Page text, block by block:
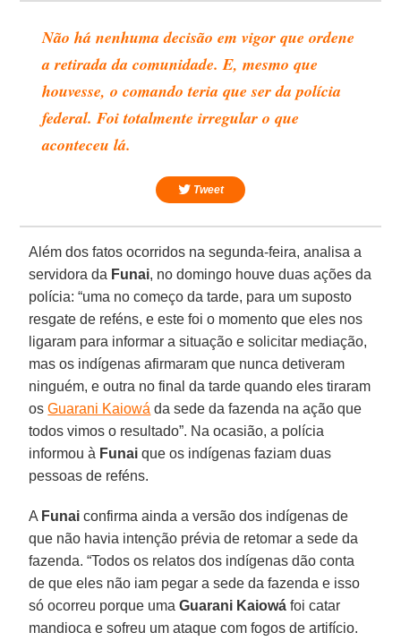
Não há nenhuma decisão em vigor que ordene
a retirada da comunidade. E, mesmo que
houvesse, o comando teria que ser da polícia
federal. Foi totalmente irregular o que
aconteceu lá.
Tweet
Além dos fatos ocorridos na segunda-feira, analisa a
servidora da Funai, no domingo houve duas ações da
polícia: “uma no começo da tarde, para um suposto
resgate de reféns, e este foi o momento que eles nos
ligaram para informar a situação e solicitar mediação,
mas os indígenas afirmaram que nunca detiveram
ninguém, e outra no final da tarde quando eles tiraram
osGuarani Kaiowá da sede da fazenda na ação que
todos vimos o resultado”. Na ocasião, a polícia
informou à Funai que os indígenas faziam duas
pessoas de reféns.
A Funai confirma ainda a versão dos indígenas de
que não havia intenção prévia de retomar a sede da
fazenda. “Todos os relatos dos indígenas dão conta
de que eles não iam pegar a sede da fazenda e isso
só ocorreu porque umaGuarani Kaiowá foi catar
mandioca e sofreu um ataque com fogos de artifício.